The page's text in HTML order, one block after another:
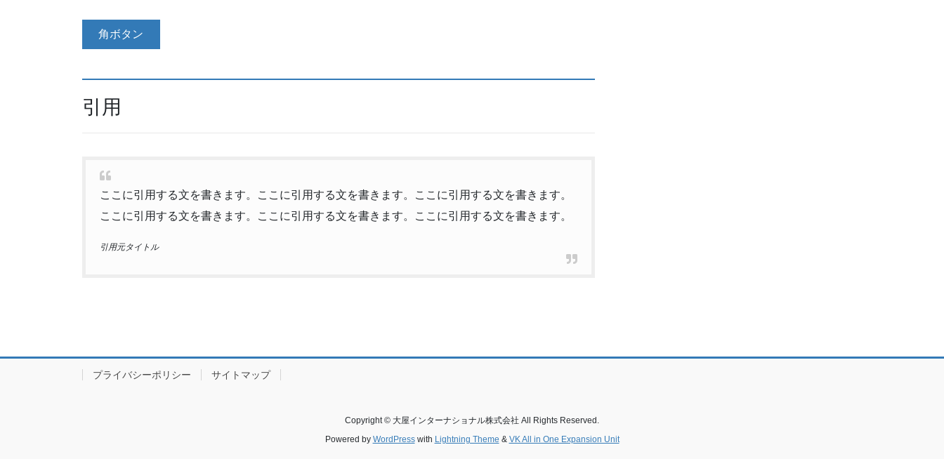
角ボタン
引用
ここに引用する文を書きます。ここに引用する文を書きます。ここに引用する文を書きます。
ここに引用する文を書きます。ここに引用する文を書きます。ここに引用する文を書きます。
引用元タイトル
プライバシーポリシー サイトマップ
Copyright © 大屋インターナショナル株式会社 All Rights Reserved.
Powered by WordPresswith Lightning Theme & VK All in One Expansion Unit